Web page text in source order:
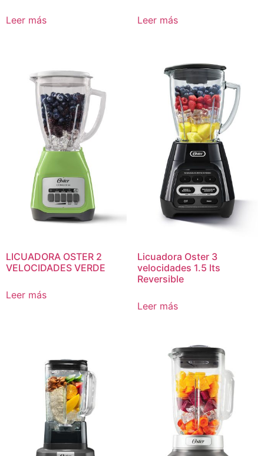
Leer más Leer más
LICUADORA OSTER 2
VELOCIDADES VERDE
Leer más
Licuadora Oster 3
velocidades 1.5 lts
Reversible
Leer más